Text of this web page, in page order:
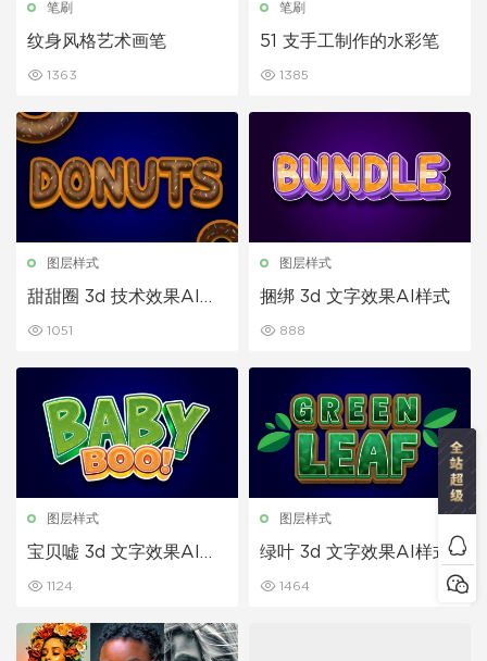
笔刷
纹身风格艺术画笔
1363
笔刷
51 支手工制作的水彩笔
1385
图层样式
甜甜圈 3d 技术效果AI样
1051
图层样式
捆绑 3d 文字效果AI样式
888
图层样式
宝贝嘘 3d 文字效果AI样
1124
图层样式
绿叶 3d 文字效果AI样式
1464